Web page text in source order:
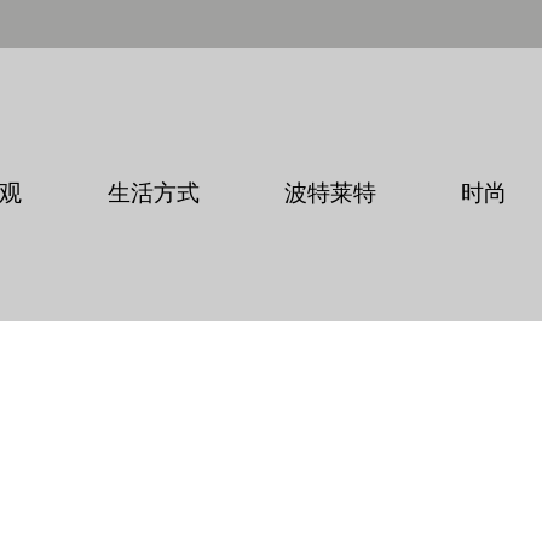
生活方式 波特莱特 时尚